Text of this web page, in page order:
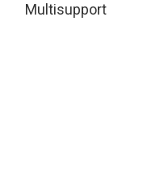
multisupport